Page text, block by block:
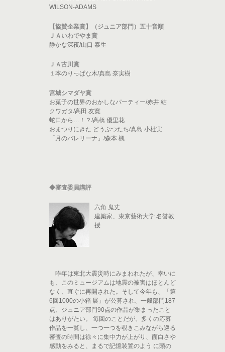
WILSON-ADAMS
【協賛企業賞】（ジュニア部門）五十音順
ＪＡいわでやま賞
静かな深夜/山口 泰生
ＪＡ古川賞
１本のりっぱな木/真島 奈実樹
宮城シマダヤ賞
お菓子の世界のおかしなパーティー/赤井 結
クワガタ/高田 友寛
蛇口から…！？/高橋 優里花
おまつりにきた どうぶつたち/真島 小杜実
「月のバレリーナ」/森本 楓
◆審査委員講評
六角 鬼丈
建築家、東京藝術大学 名誉教
授
昨年は東北大震災時にみまわれたが、幸いに
も、このミュージアムは地震の被害はほとんど
なく、直ぐに再開された。そして今年も、「第
6回1000の小箱 展」が公募され、一般部門187
点、ジュニア部門90点の作品が集まったこと
はありがたい。 毎回のことだが、多くの応募
作品を一覧し、一つ一つを覗きこみながら巡る
審査の時間は徐々に集中力が上がり、面白さや
感動をみると、まるで記憶装置のよう に頭の